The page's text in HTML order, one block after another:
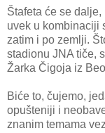
Štafeta će se
uvek u kombinaciji
zatim i po zemlji.
stadionu JNA tiče,
Žarka Čigoja iz
Biće to, čujemo,
opušteniji i
znanim temama